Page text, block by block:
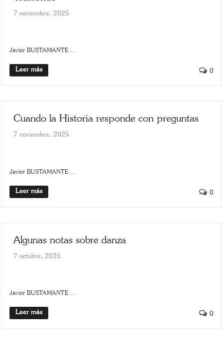
7 noviembre, 2025
Javier BUSTAMANTE ...
Leer más 0
Cuando la Historia responde con preguntas
7 noviembre, 2025
Javier BUSTAMANTE ...
Leer más 0
Algunas notas sobre danza
7 octubre, 2025
Javier BUSTAMANTE ...
Leer más 0